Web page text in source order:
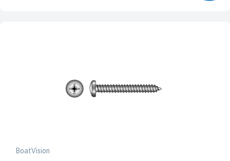
BoatVision